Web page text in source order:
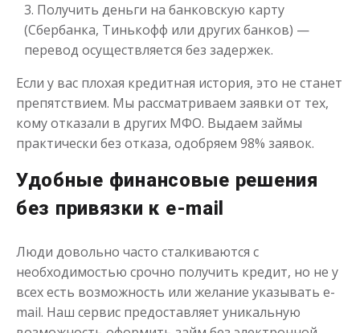
Займ бесплатно
Сумма до50 000₽
Получить
Займ на карту с плохой
Получить деньги на банковскую карту
(Сбербанка, Тинькофф или других банков) —
перевод осуществляется без задержек.
Если у вас плохая кредитная история, это не станет
препятствием. Мы рассматриваем заявки от тех,
кому отказали в других МФО. Выдаем займы
практически без отказа, одобряем 98% заявок.
Удобные финансовые решения
без привязки к e-mail
Люди довольно часто сталкиваются с
необходимостью срочно получить кредит, но не у
всех есть возможность или желание указывать e-
mail. Наш сервис предоставляет уникальную